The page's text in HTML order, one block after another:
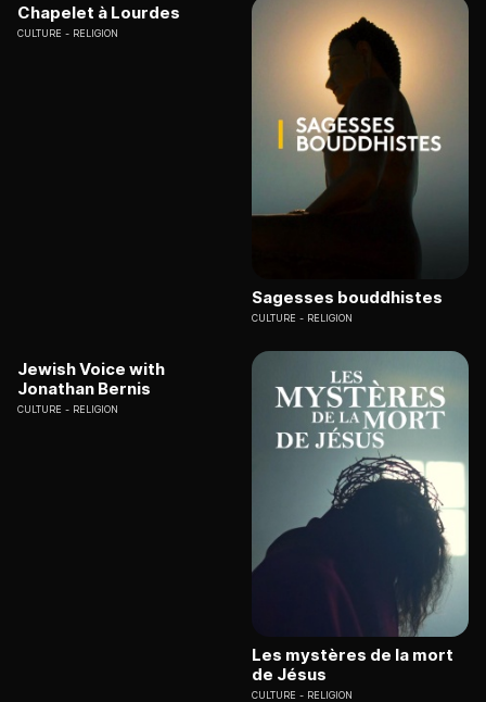
Chapelet à Lourdes
CULTURE RELIGION
Sagesses bouddhistes
CULTURE RELIGION
Jewish Voice with
Jonathan Bernis
CULTURE RELIGION
Les mystères de la mort
de Jésus
CULTURE RELIGION